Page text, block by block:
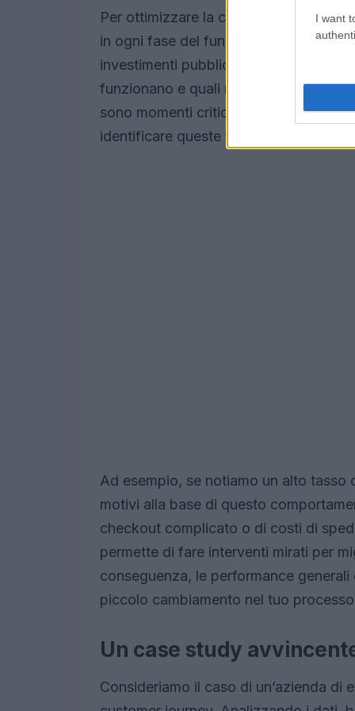
I want
Per ottimizzare la customer journey,
in ogni fase del funnel. L’analisi
investimenti pubblicitari (ROAS) può
funzionano e quali necessitano di
sono momenti critici nel percorso del
identificare queste fasi è essenziale.
Ad esempio, se notiamo un alto tasso
motivi alla base di questo
checkout complicato o di costi di
permette di fare interventi mirati per
conseguenza, le performance generali
piccolo cambiamento nel tuo
Un case study
Consideriamo il caso di un’azienda di